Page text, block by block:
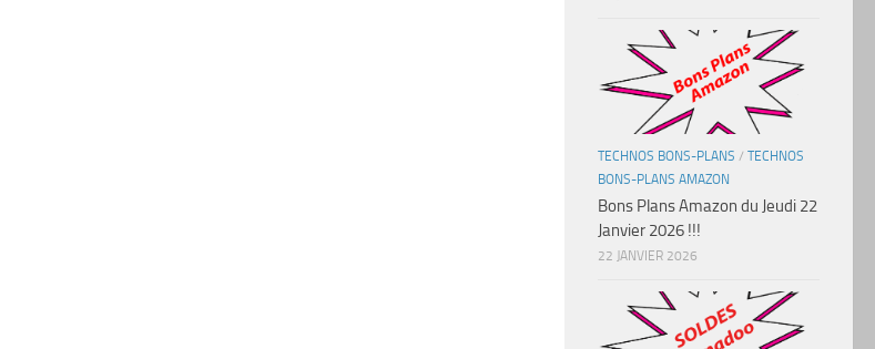
TECHNOS BONS-PLANS / TECHNOS
BONS-PLANS AMAZON
Bons Plans Amazon du Jeudi 22
Janvier 2026 !!!
22 JANVIER 2026